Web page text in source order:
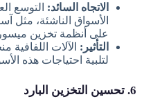
الاتجاه السائد: التوسع
الأسواق الناشئة، مثل
على أنظمة تخزين
التأثير: الآلات
لتلبية احتياجات هذه
6. تحسين التخزين البارد